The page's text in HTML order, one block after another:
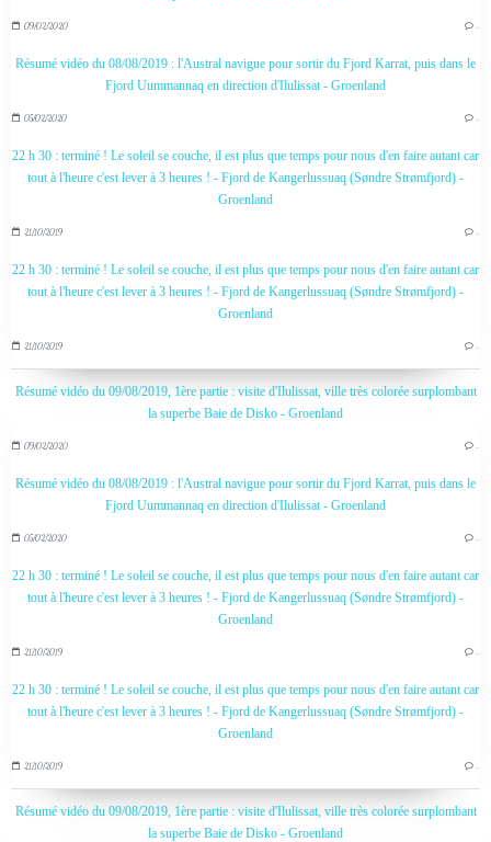
09/02/2020 …
Résumé vidéo du 08/08/2019 : l'Austral navigue pour sortir du Fjord Karrat, puis dans le
Fjord Uummannaq en direction d'Ilulissat - Groenland
05/02/2020 …
22 h 30 : terminé ! Le soleil se couche, il est plus que temps pour nous d'en faire autant car
tout à l'heure c'est lever à 3 heures ! - Fjord de Kangerlussuaq (Søndre Strømfjord) -
Groenland
21/10/2019 …
22 h 30 : terminé ! Le soleil se couche, il est plus que temps pour nous d'en faire autant car
tout à l'heure c'est lever à 3 heures ! - Fjord de Kangerlussuaq (Søndre Strømfjord) -
Groenland
21/10/2019 …
Résumé vidéo du 09/08/2019, 1ère partie : visite d'Ilulissat, ville très colorée surplombant
la superbe Baie de Disko - Groenland
09/02/2020 …
Résumé vidéo du 08/08/2019 : l'Austral navigue pour sortir du Fjord Karrat, puis dans le
Fjord Uummannaq en direction d'Ilulissat - Groenland
05/02/2020 …
22 h 30 : terminé ! Le soleil se couche, il est plus que temps pour nous d'en faire autant car
tout à l'heure c'est lever à 3 heures ! - Fjord de Kangerlussuaq (Søndre Strømfjord) -
Groenland
21/10/2019 …
22 h 30 : terminé ! Le soleil se couche, il est plus que temps pour nous d'en faire autant car
tout à l'heure c'est lever à 3 heures ! - Fjord de Kangerlussuaq (Søndre Strømfjord) -
Groenland
21/10/2019 …
Résumé vidéo du 09/08/2019, 1ère partie : visite d'Ilulissat, ville très colorée surplombant
la superbe Baie de Disko - Groenland